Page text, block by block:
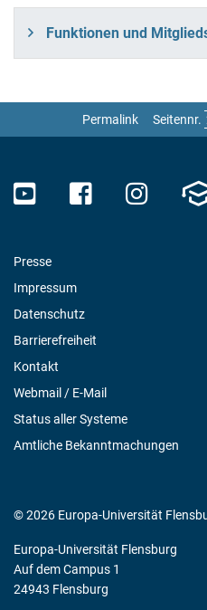
Funktionen und
Permalink Seitennr.
Presse
Impressum
Datenschutz
Barrierefreiheit
Kontakt
Webmail / E-Mail
Status aller Systeme
Amtliche Bekanntmachungen
© 2026 Europa-Universität
Europa-Universität Flensburg
Auf dem Campus 1
24943 Flensburg